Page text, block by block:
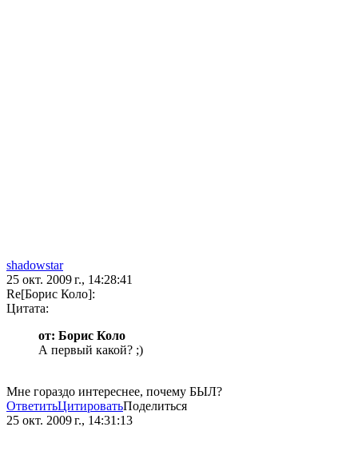
shadowstar
25 окт. 2009 г., 14:28:41
Re[Борис Коло]:
Цитата:
от: Борис Коло
А первый какой? ;)
Мне гораздо интереснее, почему БЫЛ?
ОтветитьЦитироватьПоделиться
25 окт. 2009 г., 14:31:13